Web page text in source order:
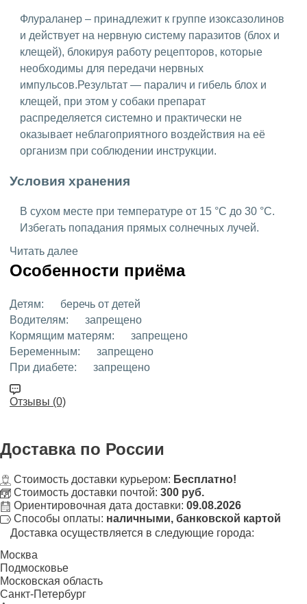
Флураланер – принадлежит к группе изоксазолинов
и действует на нервную систему паразитов (блох и
клещей), блокируя работу рецепторов, которые
необходимы для передачи нервных
импульсов.Результат — паралич и гибель блох и
клещей, при этом у собаки препарат
распределяется системно и практически не
оказывает неблагоприятного воздействия на её
организм при соблюдении инструкции.
Условия хранения
В сухом месте при температуре от 15 °C до 30 °C.
Избегать попадания прямых солнечных лучей.
Читать далее
Особенности приёма
Детям:
беречь от детей
Водителям:
запрещено
Кормящим матерям:
запрещено
Беременным:
запрещено
При диабете:
запрещено
Отзывы (0)
Доставка по России
Стоимость доставки курьером: Бесплатно!
Стоимость доставки почтой: 300 руб.
Ориентировочная дата доставки: 09.08.2026
Способы оплаты: наличными, банковской картой
Доставка осуществляется в следующие города:
Москва
Подмосковье
Московская область
Санкт-Петербург